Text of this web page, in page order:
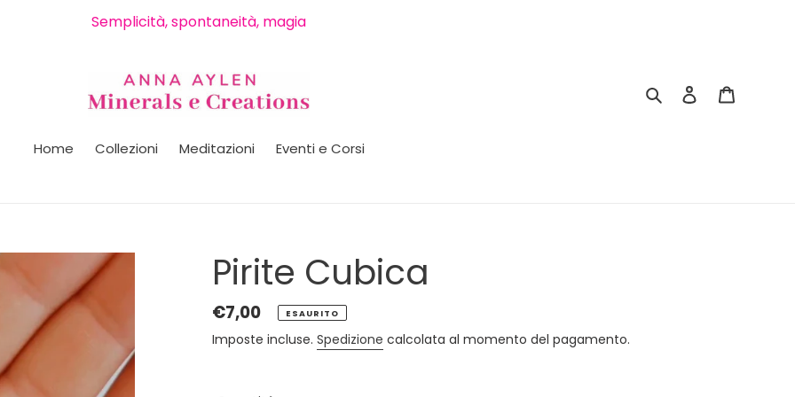
Semplicità, spontaneità, magia
Cerca Accedi
Home Collezioni Meditazioni Eventi e Corsi
Pirite Cubica
Prezzo
di
€7,00 ESAURITO
Imposte incluse. Spedizione calcolata al momento del pagamento.